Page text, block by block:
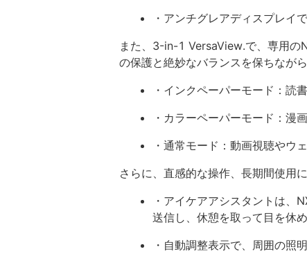
・アンチグレアディスプレイ
また、3-in-1 VersaView.で、専用の
の保護と絶妙なバランスを保ちなが
・インクペーパーモード：読
・カラーペーパーモード：漫
・通常モード：動画視聴やウ
さらに、直感的な操作、長期間使用
・アイケアアシスタントは、
送信し、休憩を取って目を休
・自動調整表示で、周囲の照